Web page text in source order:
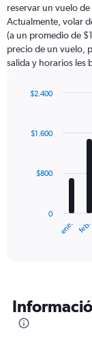
reservar un vuelo
Actualmente, volar
(a un promedio de
precio de un vuelo,
salida y horarios les
with
12
The
categories.
The
ene. feb.
0
$800
$1.600
$2.400